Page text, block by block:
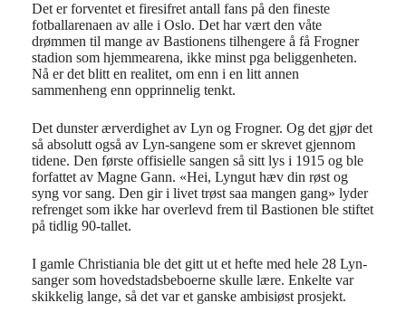
Det er forventet et firesifret antall fans på den fineste
fotballarenaen av alle i Oslo. Det har vært den våte
drømmen til mange av Bastionens tilhengere å få Frogner
stadion som hjemmearena, ikke minst pga beliggenheten.
Nå er det blitt en realitet, om enn i en litt annen
sammenheng enn opprinnelig tenkt.
Det dunster ærverdighet av Lyn og Frogner. Og det gjør det
så absolutt også av Lyn-sangene som er skrevet gjennom
tidene. Den første offisielle sangen så sitt lys i 1915 og ble
forfattet av Magne Gann. «Hei, Lyngut hæv din røst og
syng vor sang. Den gir i livet trøst saa mangen gang» lyder
refrenget som ikke har overlevd frem til Bastionen ble stiftet
på tidlig 90-tallet.
I gamle Christiania ble det gitt ut et hefte med hele 28 Lyn-
sanger som hovedstadsbeboerne skulle lære. Enkelte var
skikkelig lange, så det var et ganske ambisiøst prosjekt.